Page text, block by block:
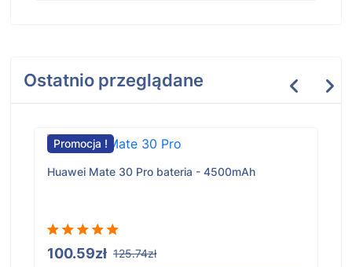
Ostatnio przeglądane
Promocja !
Huawei Mate 30 Pro bateria - 4500mAh
100.59zł 125.74zł